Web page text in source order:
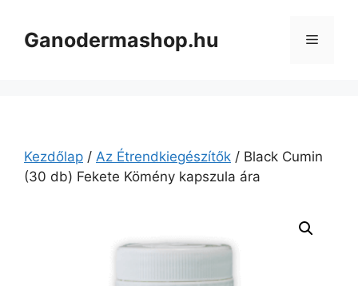
tartalomba
Ganodermashop.hu Menü
Kezdőlap / Az Étrendkiegészítők / Black Cumin
(30 db) Fekete Kömény kapszula ára